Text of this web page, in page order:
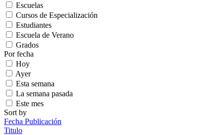
Escuelas
Cursos de Especialización
Estudiantes
Escuela de Verano
Grados
Por fecha
Hoy
Ayer
Esta semana
La semana pasada
Este mes
Sort by
Fecha Publicación
Titulo